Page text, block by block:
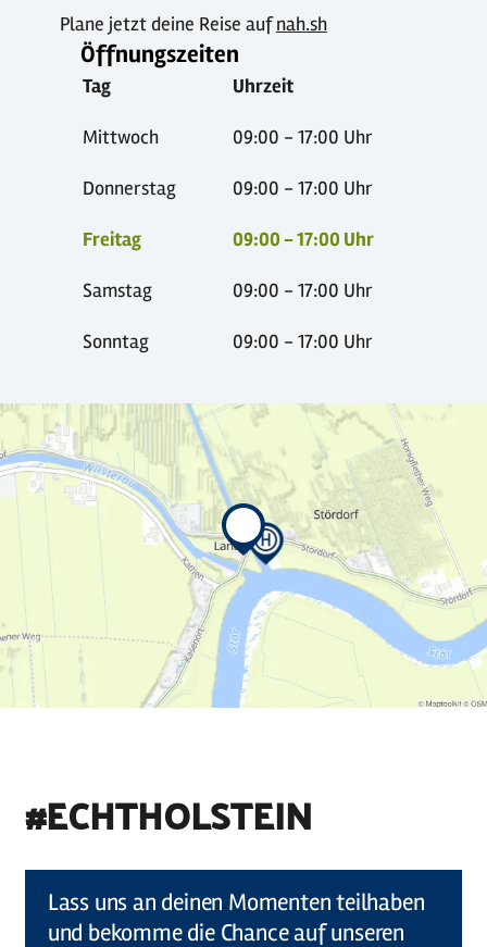
Plane jetzt deine Reise aufnah.sh
Öffnungszeiten
Tag Uhrzeit
Mittwoch 09:00 - 17:00 Uhr
Donnerstag 09:00 - 17:00 Uhr
Freitag 09:00 - 17:00 Uhr
Samstag 09:00 - 17:00 Uhr
Sonntag 09:00 - 17:00 Uhr
#ECHTHOLSTEIN
Lass uns an deinen Momenten teilhaben
und bekomme die Chance auf unseren